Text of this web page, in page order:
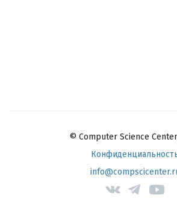
© Computer Science